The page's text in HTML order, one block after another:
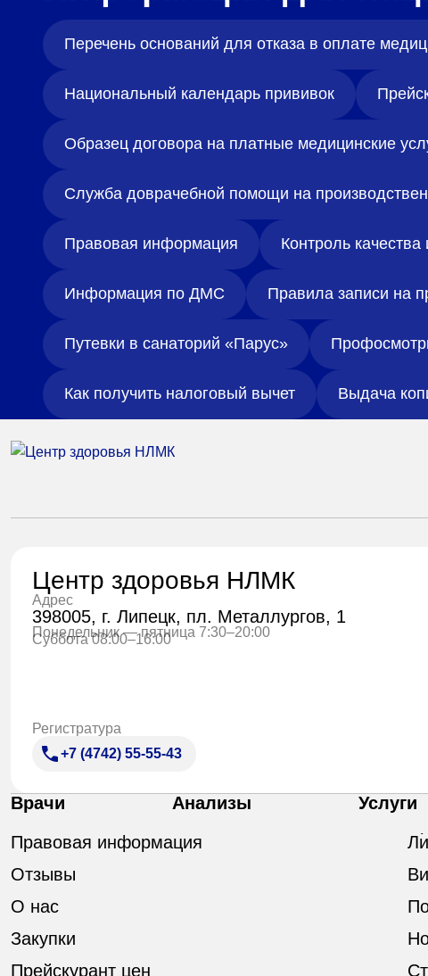
Перечень оснований для отказа в оплате
Национальный календарь прививок
Образец договора на платные медицинские
Служба доврачебной помощи на
Правовая информация Контроль
Информация по ДМС Правила записи на
Путевки в санаторий «Парус»
Как получить налоговый вычет Выдача
Центр здоровья НЛМК
Адрес
398005, г. Липецк, пл. Металлургов, 1
Понедельник — пятница 7:30–20:00
Суббота 08:00–16:00
Регистратура
+7 (4742) 55-55-43
Врачи Анализы Услуги
Правовая информация
Отзывы
О нас
Закупки
Прейскурант цен